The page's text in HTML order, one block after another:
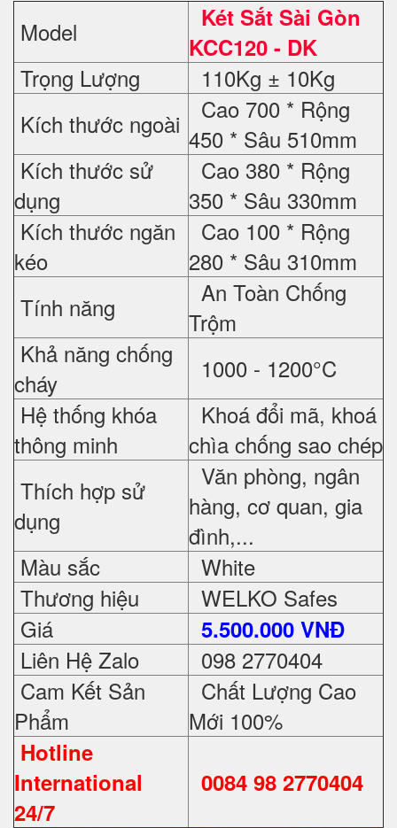
Model
Két Sắt Sài Gòn
KCC120 - DK
Trọng Lượng
110Kg ± 10Kg
Kích thước ngoài
Cao 700 * Rộng
450 * Sâu 510mm
Kích thước sử
dụng
Cao 380 * Rộng
350 * Sâu 330mm
Kích thước ngăn
kéo
Cao 100 * Rộng
280 * Sâu 310mm
Tính năng
An Toàn Chống
Trộm
Khả năng chống
cháy
1000 - 1200°C
Hệ thống khóa
thông minh
Khoá đổi mã, khoá
chìa chống sao chép
Thích hợp sử
dụng
Văn phòng, ngân
hàng, cơ quan, gia
đình,...
Màu sắc
White
Thương hiệu
WELKO Safes
Giá
5.500.000 VNĐ
Liên Hệ Zalo
098 2770404
Cam Kết Sản
Phẩm
Chất Lượng Cao
Mới 100%
Hotline
International
24/7
0084 98 2770404